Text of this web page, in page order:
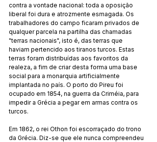
contra a vontade nacional: toda a oposição
liberal foi dura e atrozmente esmagada. Os
trabalhadores do campo ficaram privados de
qualquer parcela na partilha das chamadas
"terras nacionais", isto é, das terras que
haviam pertencido aos tiranos turcos. Estas
terras foram distribuídas aos favoritos da
realeza, a fim de criar desta forma uma base
social para a monarquia artificialmente
implantada no país. O porto do Pireu foi
ocupado em 1854, na guerra da Criméia, para
impedir a Grécia a pegar em armas contra os
turcos.
Em 1862, o rei Othon foi escorraçado do trono
da Grécia. Diz-se que ele nunca compreendeu